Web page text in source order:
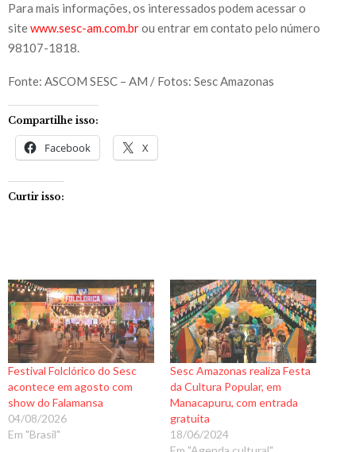
Para mais informações, os interessados podem acessar o
sitewww.sesc-am.com.brou entrar em contato pelo número
98107-1818.
Fonte: ASCOM SESC – AM / Fotos: Sesc Amazonas
Compartilhe isso:
Facebook X
Curtir isso:
Festival Folclórico do Sesc
acontece em agosto com
show do Falamansa
04/08/2026
Em "Brasil"
Sesc Amazonas realiza Festa
da Cultura Popular, em
Manacapuru, com entrada
gratuita
18/06/2024